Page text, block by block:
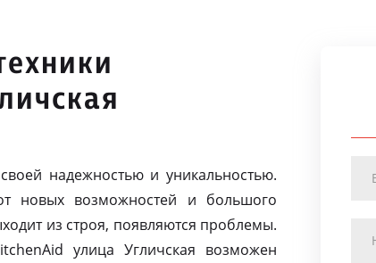
надежностью и уникальностью.
новых возможностей и большого
из строя, появляются проблемы.
улица Угличская возможен